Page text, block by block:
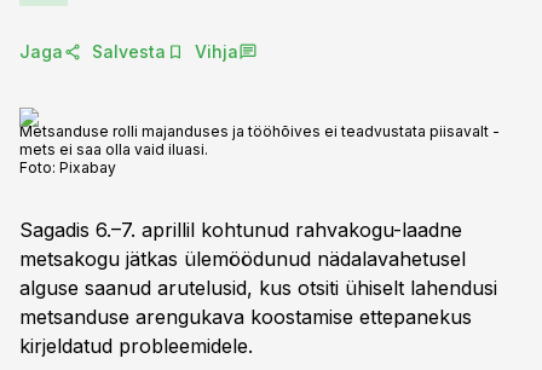
Jaga Salvesta Vihja
Metsanduse rolli majanduses ja tööhõives ei teadvustata piisavalt -
mets ei saa olla vaid iluasi.
Foto: Pixabay
Sagadis 6.–7. aprillil kohtunud rahvakogu-laadne
metsakogu jätkas ülemöödunud nädalavahetusel
alguse saanud arutelusid, kus otsiti ühiselt lahendusi
metsanduse arengukava koostamise ettepanekus
kirjeldatud probleemidele.